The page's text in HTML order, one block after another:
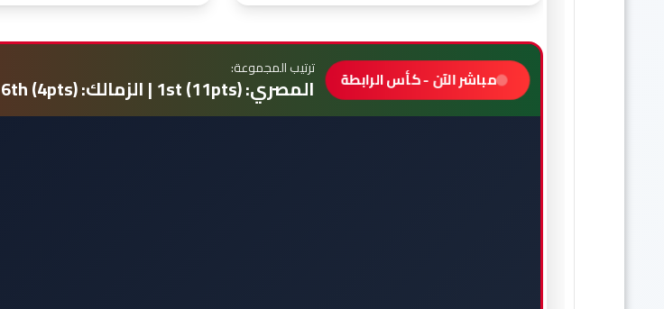
مباشر الآن - كأس الرابطة ترتيب المجموعة:
المصري: 1st (11pts) | الزمالك: 6th (4pts)